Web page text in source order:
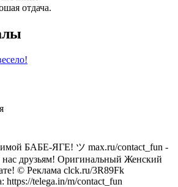
отдача.
БАБЕ-ЯГЕ! ツ max.ru/contact_fun -
нас друзьям! Оригинальный Женский
© Реклама clck.ru/3R89Fk
telega.in/m/contact_fun